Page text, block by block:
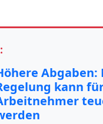
Abgaben:
kann